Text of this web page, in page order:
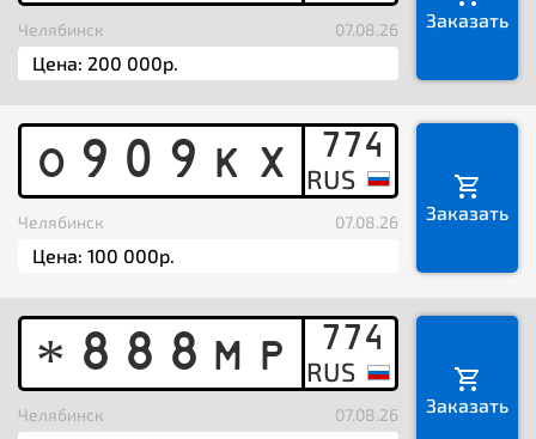
Челябинск 07.08.26 Заказать
O 9 0 9 K X 774
Челябинск 07.08.26 Заказать
* 8 8 8 M P 774
Челябинск 07.08.26 Заказать